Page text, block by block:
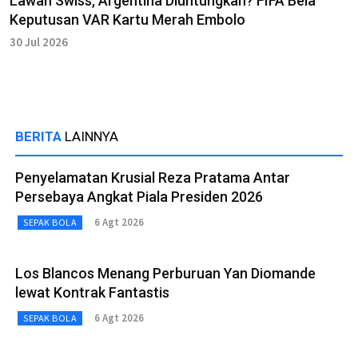
Keputusan VAR Kartu Merah Embolo
30 Jul 2026
BERITA LAINNYA
Penyelamatan Krusial Reza Pratama Antar
Persebaya Angkat Piala Presiden 2026
SEPAK BOLA 6 Agt 2026
Los Blancos Menang Perburuan Yan Diomande
lewat Kontrak Fantastis
SEPAK BOLA 6 Agt 2026